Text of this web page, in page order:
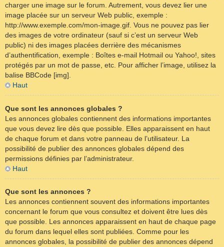
charger une image sur le forum. Autrement, vous devez lier une
image placée sur un serveur Web public, exemple :
http://www.exemple.com/mon-image.gif. Vous ne pouvez pas lier
des images de votre ordinateur (sauf si c’est un serveur Web
public) ni des images placées derrière des mécanismes
d’authentification, exemple : Boîtes e-mail Hotmail ou Yahoo!, sites
protégés par un mot de passe, etc. Pour afficher l’image, utilisez la
balise BBCode [img].
Haut
Que sont les annonces globales ?
Les annonces globales contiennent des informations importantes
que vous devez lire dès que possible. Elles apparaissent en haut
de chaque forum et dans votre panneau de l’utilisateur. La
possibilité de publier des annonces globales dépend des
permissions définies par l’administrateur.
Haut
Que sont les annonces ?
Les annonces contiennent souvent des informations importantes
concernant le forum que vous consultez et doivent être lues dès
que possible. Les annonces apparaissent en haut de chaque page
du forum dans lequel elles sont publiées. Comme pour les
annonces globales, la possibilité de publier des annonces dépend